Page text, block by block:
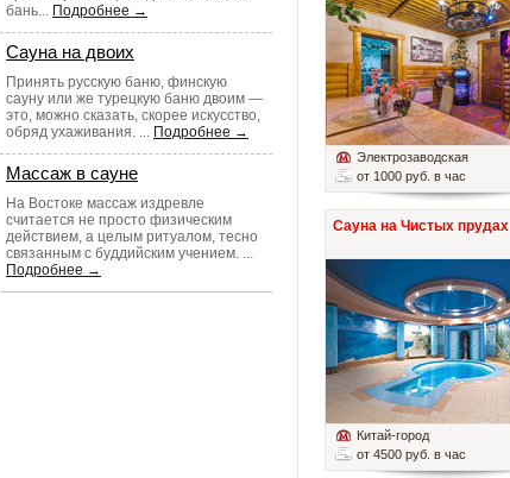
Электрозаводская
от 1000 руб. в час
Сауна на Чистых прудах
Китай-город
от 4500 руб. в час
бань... Подробнее →
Сауна на двоих
Принять русскую баню, финскую
сауну или же турецкую баню двоим —
это, можно сказать, скорее искусство,
обряд ухаживания. ... Подробнее →
Массаж в сауне
На Востоке массаж издревле
считается не просто физическим
действием, а целым ритуалом, тесно
связанным с буддийским учением. ...
Подробнее →